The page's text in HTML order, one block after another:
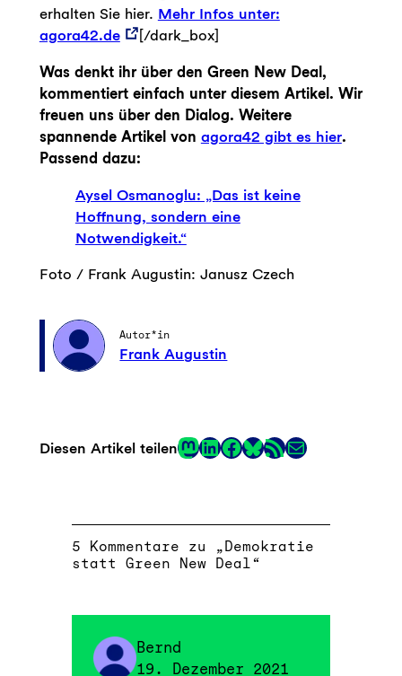
erhalten Sie hier. Mehr Infos unter:
agora42.de
[/dark_box]
Was denkt ihr über den Green New Deal,
kommentiert einfach unter diesem Artikel. Wir
freuen uns über den Dialog. Weitere
spannende Artikel von agora42 gibt es hier.
Passend dazu:
Aysel Osmanoglu: „Das ist keine
Hoffnung, sondern eine
Notwendigkeit.“
Foto / Frank Augustin: Janusz Czech
Autor*in
Frank Augustin
Diesen Artikel teilenMastodon
LinkedIn
Facebook
LinkRSS-Feed
E-Mail
5 Kommentare zu „Demokratie
statt Green New Deal“
Bernd
19. Dezember 2021